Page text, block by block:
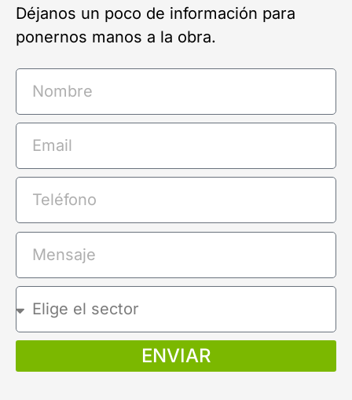
Déjanos un poco de información para
ponernos manos a la obra.
ENVIAR